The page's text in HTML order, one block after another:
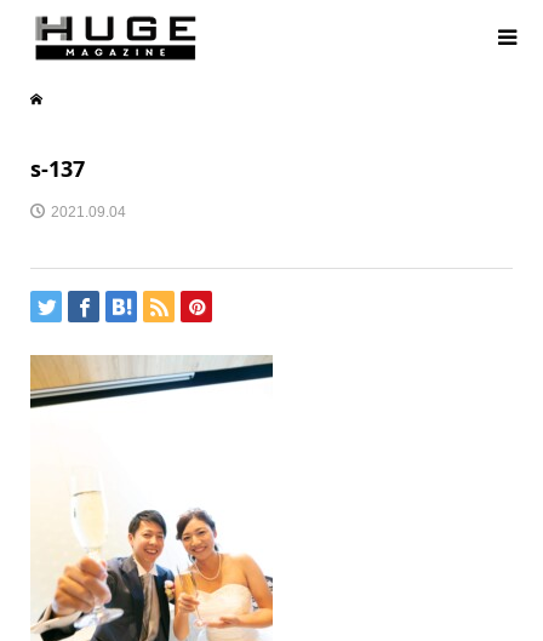
s-137
2021.09.04